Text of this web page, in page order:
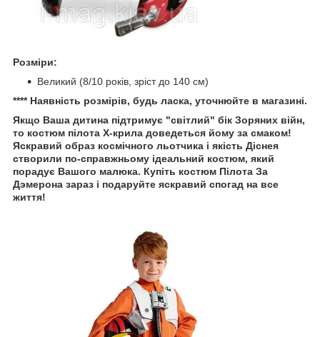
Розміри:
Великий (8/10 років, зріст до 140 см)
**** Наявність розмірів, будь ласка, уточнюйте в магазині.
Якщо Ваша дитина підтримує "світлий" бік Зоряних війн,
то костюм пілота Х-крила доведеться йому за смаком!
Яскравий образ космічного льотчика і якість Діснея
створили по-справжньому ідеальний костюм, який
порадує Вашого малюка. Купіть костюм Пілота За
Дэмерона зараз і подаруйте яскравий спогад на все
життя!